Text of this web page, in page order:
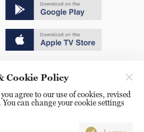
85061466
Cookie Policy
agree to our use of cookies, revised
can change your cookie settings